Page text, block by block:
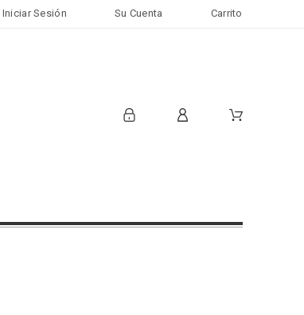
Iniciar Sesión Su Cuenta Carrito